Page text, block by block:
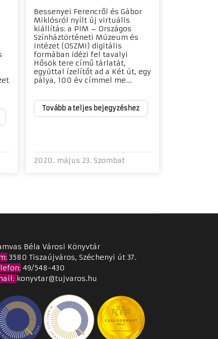
Bessenyei Ferencről és Gábor
Miklósról nyílt új virtuális
kiállítás: a PIM – Országos
Színháztörténeti Múzeum és
Intézet (OSZMI) digitális
formában idézi fel tavalyi
Hősök tere című tárlatát,
egyúttal ízelítőt ad a Két út, egy
pálya, 100 év címmel me...
Tovább a teljes bejegyzéshez
2020. május 23. Szombat
Béla Városi Könyvtár
:3580 Tiszaújváros, Széchenyi út 37.
49/548-430
: konyvtar@tujvaros.hu